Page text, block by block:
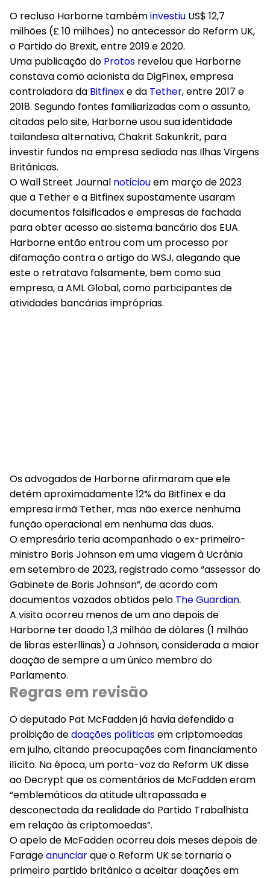
O recluso Harborne tambéminvestiu US$ 12,7
milhões (£ 10 milhões) no antecessor do Reform UK,
o Partido do Brexit, entre 2019 e 2020.
Uma publicação do Protos revelou que Harborne
constava como acionista da DigFinex, empresa
controladora da Bitfinexe da Tether, entre 2017 e
2018. Segundo fontes familiarizadas com o assunto,
citadas pelo site, Harborne usou sua identidade
tailandesa alternativa, Chakrit Sakunkrit, para
investir fundos na empresa sediada nas Ilhas Virgens
Britânicas.
O Wall Street Journal noticiouem março de 2023
que a Tether e a Bitfinex supostamente usaram
documentos falsificados e empresas de fachada
para obter acesso ao sistema bancário dos EUA.
Harborne entãoentrou com um processo por
difamação contra o artigo do WSJ, alegando que
este o retratava falsamente, bem como sua
empresa, a AML Global, como participantes de
atividades bancárias impróprias.
Os advogados de Harborne afirmaram queele
detém aproximadamente 12% da Bitfinex e da
empresa irmã Tether, mas não exerce nenhuma
função operacional em nenhuma das duas.
O empresário teria acompanhado o ex-primeiro-
ministro Boris Johnson em uma viagem à Ucrânia
em setembro de 2023, registrado como “assessor do
Gabinete de Boris Johnson”, de acordo com
documentos vazados obtidos pelo The Guardian.
A visita ocorreu menos de um ano depois de
Harborne ter doado 1,3 milhão de dólares (1 milhão
de libras esterllinas) a Johnson, considerada a maior
doação de sempre a um único membro do
Parlamento.
Regras em revisão
O deputado Pat McFadden já havia defendido a
proibição dedoações políticasem criptomoedas
em julho, citando preocupações com financiamento
ilícito. Na época, um porta-voz do Reform UK disse
ao Decrypt que os comentários de McFadden eram
“emblemáticos da atitude ultrapassada e
desconectada da realidade do Partido Trabalhista
em relação às criptomoedas”.
O apelo de McFadden ocorreu dois meses depois de
Farageanunciarqueo Reform UK se tornaria o
primeiro partido britânico a aceitar doações em